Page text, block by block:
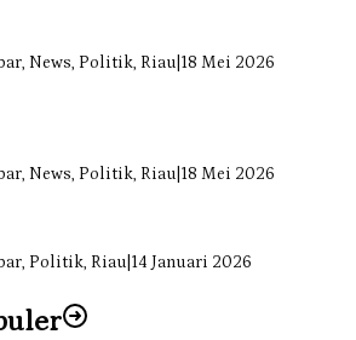
News, Politik, Riau 18 Mei 2026
News, Politik, Riau 18 Mei 2026
Politik, Riau 14 Januari 2026